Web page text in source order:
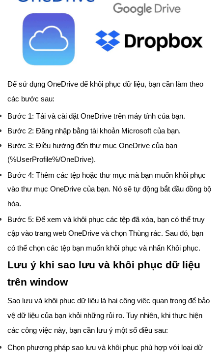
Để sử dụng OneDrive để khôi phục dữ liệu, bạn cần làm theo
các bước sau:
Bước 1: Tải và cài đặt OneDrive trên máy tính của bạn.
Bước 2: Đăng nhập bằng tài khoản Microsoft của bạn.
Bước 3: Điều hướng đến thư mục OneDrive của bạn
(%UserProfile%/OneDrive).
Bước 4: Thêm các tệp hoặc thư mục mà bạn muốn khôi phục
vào thư mục OneDrive của bạn. Nó sẽ tự động bắt đầu đồng bộ
hóa.
Bước 5: Để xem và khôi phục các tệp đã xóa, bạn có thể truy
cập vào trang web OneDrive và chọn Thùng rác. Sau đó, bạn
có thể chọn các tệp bạn muốn khôi phục và nhấn Khôi phục.
Lưu ý khi sao lưu và khôi phục dữ liệu
trên window
Sao lưu và khôi phục dữ liệu là hai công việc quan trọng để bảo
vệ dữ liệu của bạn khỏi những rủi ro. Tuy nhiên, khi thực hiện
các công việc này, bạn cần lưu ý một số điều sau:
Chọn phương pháp sao lưu và khôi phục phù hợp với loại dữ